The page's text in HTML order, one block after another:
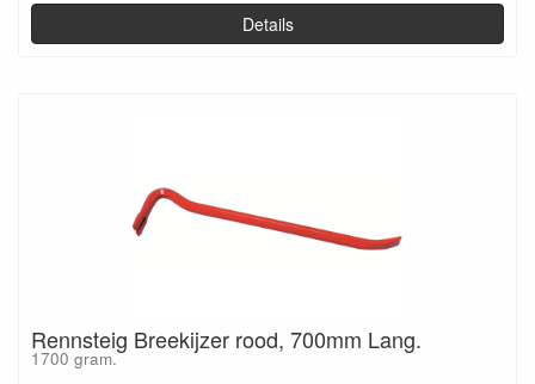
Details
Rennsteig Breekijzer rood, 700mm Lang.
1700 gram.